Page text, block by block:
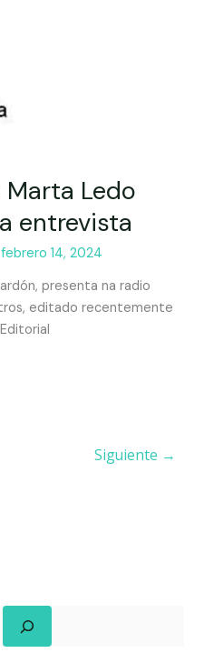
Marta Ledo
entrevista
febrero 14, 2024
presenta na radio
editado recentemente
Siguiente →